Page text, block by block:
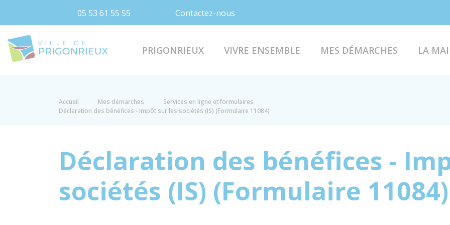
05 53 61 55 55 Contactez-nous
PRIGONRIEUX VIVRE ENSEMBLE MES DÉMARCHES LA
Accueil Mes démarches
Services en ligne et formulaires
Déclaration des bénéfices - Impôt sur les sociétés (IS) (Formulaire 11084)
Déclaration des bénéfices -
sociétés (IS) (Formulaire 11084)